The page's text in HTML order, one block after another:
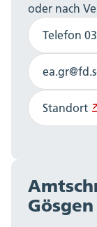
oder nach
Telefon
Standort
Gösgen